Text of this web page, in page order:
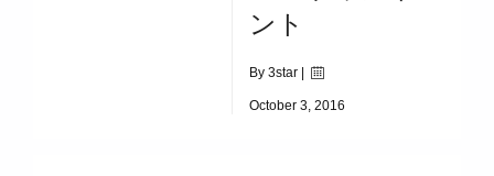
ント
By 3star |
October 3, 2016